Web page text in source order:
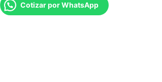
Cotizar por WhatsApp